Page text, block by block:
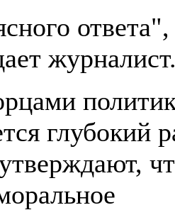
глубокий